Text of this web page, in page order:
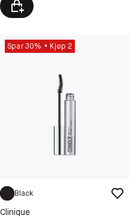
Spar 30% Kjøp 2
Black
Clinique